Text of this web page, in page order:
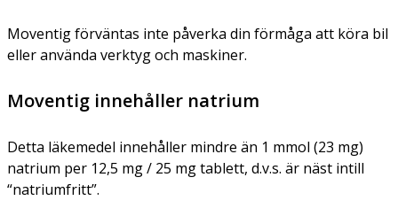
Moventig förväntas inte påverka din förmåga att köra bil
eller använda verktyg och maskiner.
Moventig innehåller natrium
Detta läkemedel innehåller mindre än 1 mmol (23 mg)
natrium per 12,5 mg / 25 mg tablett, d.v.s. är näst intill
“natriumfritt”.